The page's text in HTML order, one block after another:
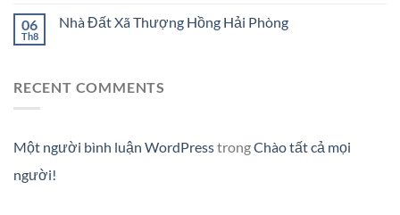
06
Th8
Nhà Đất Xã Thượng Hồng Hải Phòng
RECENT COMMENTS
Một người bình luận WordPresstrongChào tất cả mọi
người!